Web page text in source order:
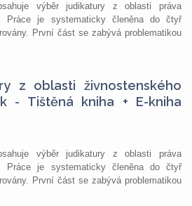
výběr judikatury z oblasti práva
Práce je systematicky členěna do čtyř
První část se zabývá problematikou
z oblasti živnostenského
- Tištěná kniha + E-kniha
výběr judikatury z oblasti práva
Práce je systematicky členěna do čtyř
První část se zabývá problematikou